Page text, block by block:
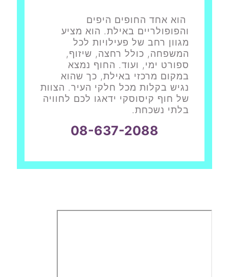
הוא אחד החופים היפים
והפופולריים באילת. הוא מציע
מגוון רחב של פעילויות לכל
המשפחה, כולל רחצה, שיזוף,
ספורט ימי, ועוד. החוף נמצא
במקום מרכזי באילת, כך שהוא
נגיש בקלות מכל חלקי העיר. הצוות
של חוף קיסוסקי ידאגו לכם לחוויה
בלתי נשכחת.
08-637-2088